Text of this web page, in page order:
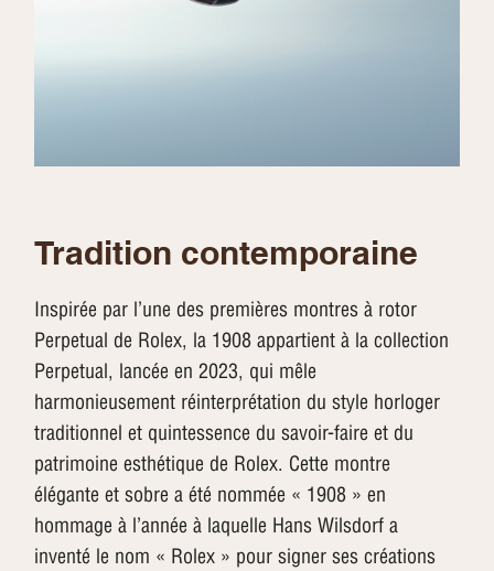
Tradition contemporaine
Inspirée par l’une des premières montres à rotor
Perpetual de Rolex, la 1908 appartient à la collection
Perpetual, lancée en 2023, qui mêle
harmonieusement réinterprétation du style horloger
traditionnel et quintessence du savoir-faire et du
patrimoine esthétique de Rolex. Cette montre
élégante et sobre a été nommée « 1908 » en
hommage à l’année à laquelle Hans Wilsdorf a
inventé le nom « Rolex » pour signer ses créations